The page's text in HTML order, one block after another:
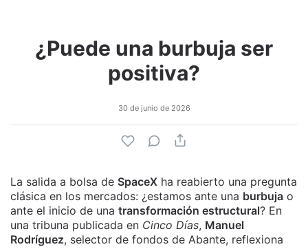
¿Puede una burbuja ser
positiva?
30 de junio de 2026
La salida a bolsa de SpaceX ha reabierto una pregunta
clásica en los mercados: ¿estamos ante una burbuja o
ante el inicio de una transformación estructural? En
una tribuna publicada en Cinco Días, Manuel
Rodríguez, selector de fondos de Abante, reflexiona